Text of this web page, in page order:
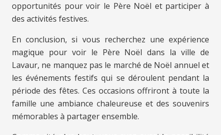
opportunités pour voir le Père Noël et participer à
des activités festives.
En conclusion, si vous recherchez une expérience
magique pour voir le Père Noël dans la ville de
Lavaur, ne manquez pas le marché de Noël annuel et
les événements festifs qui se déroulent pendant la
période des fêtes. Ces occasions offriront à toute la
famille une ambiance chaleureuse et des souvenirs
mémorables à partager ensemble.